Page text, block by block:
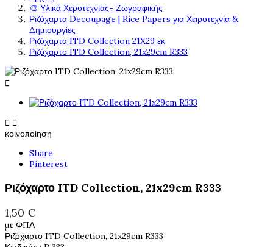
🎨 Υλικά Χεροτεχνίας- Ζωγραφικής
Ριζόχαρτα Decoupage | Rice Papers για Χειροτεχνία &
Δημιουργίες
Ριζόχαρτα ITD Collection 21X29 εκ
Ριζόχαρτο ITD Collection, 21x29cm R333

 
κοινοποίηση
Share
Pinterest
Ριζόχαρτο ITD Collection, 21x29cm R333
1,50 €
με ΦΠΑ
Ριζόχαρτο ITD Collection, 21x29cm R333